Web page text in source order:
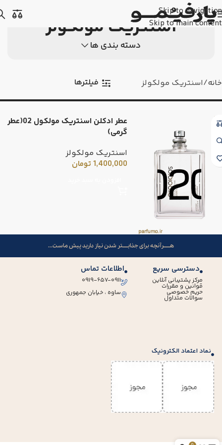
Skip to navigation
Skip to main contentاسنتریک مولکولز
دسته بندی ها
خانه اسنتریک مولکولز فیلترها
عطر ادکلن اسنتریک مولکول 02(عطر
گرمی)
اسنتریک مولکولز
1,400,000 تومان
هــــــرآنچه برای جذابـــــتر شدن نیاز دارید پیش ماست...
دسترسی سریع
مرکز پشتیبانی آنلاین
قوانین و مقررات
حریم خصوصی
سوالات متداول
اطلاعات تماس
۰۹۱۹-۶۵۷-۰۹۱۱
ساوه ، خیابان جمهوری
نماد اعتماد الکترونیک